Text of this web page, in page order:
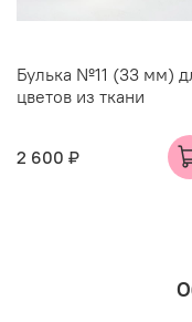
Булька №11 (33 мм)
цветов из ткани
2 600 ₽